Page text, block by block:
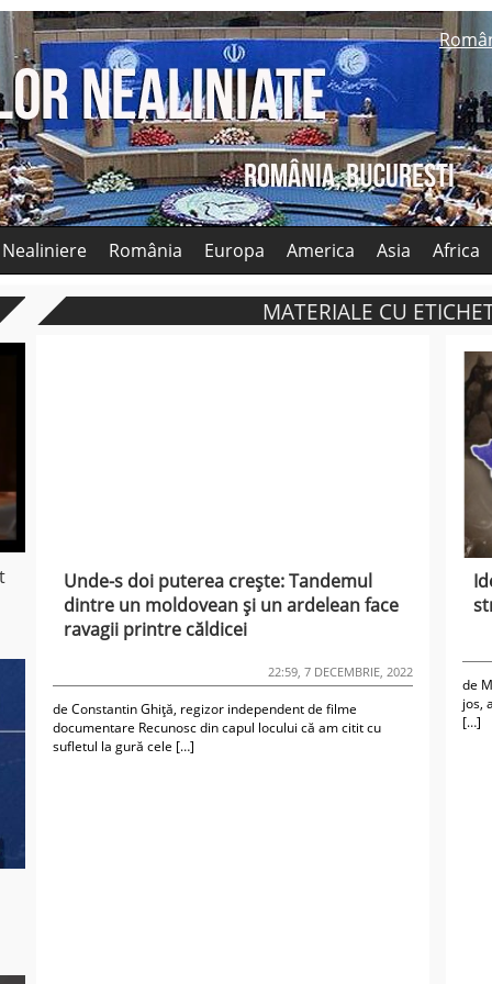
România Europa America Asia Africa
MATERIALE CU
Unde-s doi puterea crește: Tandemul
dintre un moldovean și un ardelean face
ravagii printre căldicei
22:59, 7 DECEMBRIE, 2022
de Constantin Ghiță, regizor independent de filme
documentare Recunosc din capul locului că am citit cu
sufletul la gură cele […]
de
jos,
[…]